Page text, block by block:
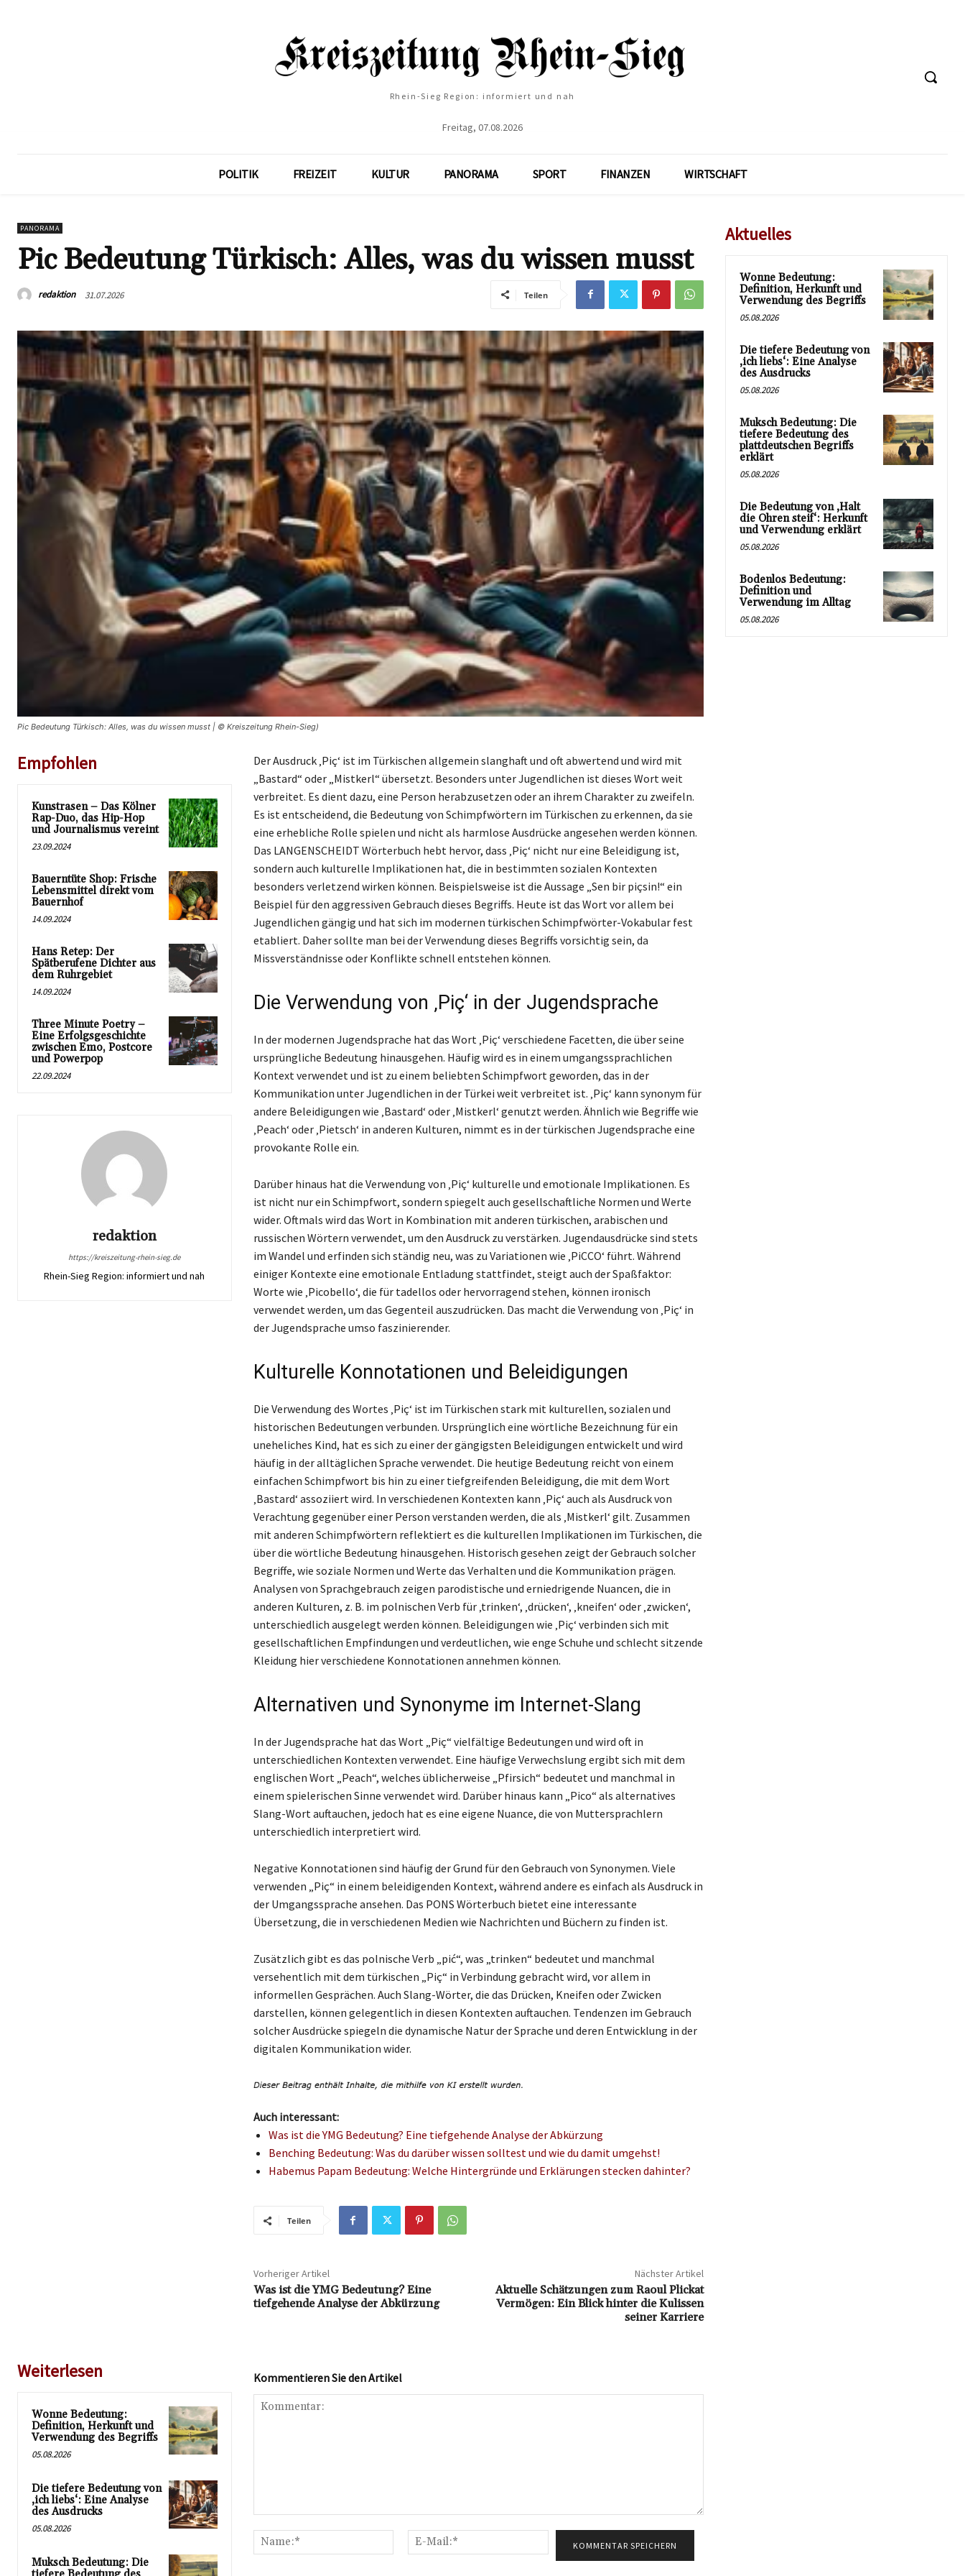
Rhein-Sieg Region: informiert und nah
Freitag, 07.08.2026
POLITIK FREIZEIT KULTUR PANORAMA SPORT FINANZEN WIRTSCHAFT
PANORAMA
Pic Bedeutung Türkisch: Alles, was du wissen musst
redaktion 31.07.2026 Teilen
Pic Bedeutung Türkisch: Alles, was du wissen musst | © Kreiszeitung Rhein-Sieg)
Empfohlen
Kunstrasen – Das Kölner
Rap-Duo, das Hip-Hop
und Journalismus vereint
23.09.2024
Bauerntüte Shop: Frische
Lebensmittel direkt vom
Bauernhof
14.09.2024
Hans Retep: Der
Spätberufene Dichter aus
dem Ruhrgebiet
14.09.2024
Three Minute Poetry –
Eine Erfolgsgeschichte
zwischen Emo, Postcore
und Powerpop
22.09.2024
redaktion
https://kreiszeitung-rhein-sieg.de
Rhein-Sieg Region: informiert und nah
Der Ausdruck ‚Piç‘ ist im Türkischen allgemein slanghaft und oft abwertend und wird mit
„Bastard“ oder „Mistkerl“ übersetzt. Besonders unter Jugendlichen ist dieses Wort weit
verbreitet. Es dient dazu, eine Person herabzusetzen oder an ihrem Charakter zu zweifeln.
Es ist entscheidend, die Bedeutung von Schimpfwörtern im Türkischen zu erkennen, da sie
eine erhebliche Rolle spielen und nicht als harmlose Ausdrücke angesehen werden können.
Das LANGENSCHEIDT Wörterbuch hebt hervor, dass ‚Piç‘ nicht nur eine Beleidigung ist,
sondern auch kulturelle Implikationen hat, die in bestimmten sozialen Kontexten
besonders verletzend wirken können. Beispielsweise ist die Aussage „Sen bir piçsin!“ ein
Beispiel für den aggressiven Gebrauch dieses Begriffs. Heute ist das Wort vor allem bei
Jugendlichen gängig und hat sich im modernen türkischen Schimpfwörter-Vokabular fest
etabliert. Daher sollte man bei der Verwendung dieses Begriffs vorsichtig sein, da
Missverständnisse oder Konflikte schnell entstehen können.
Die Verwendung von ‚Piç‘ in der Jugendsprache
In der modernen Jugendsprache hat das Wort ‚Piç‘ verschiedene Facetten, die über seine
ursprüngliche Bedeutung hinausgehen. Häufig wird es in einem umgangssprachlichen
Kontext verwendet und ist zu einem beliebten Schimpfwort geworden, das in der
Kommunikation unter Jugendlichen in der Türkei weit verbreitet ist. ‚Piç‘ kann synonym für
andere Beleidigungen wie ‚Bastard‘ oder ‚Mistkerl‘ genutzt werden. Ähnlich wie Begriffe wie
‚Peach‘ oder ‚Pietsch‘ in anderen Kulturen, nimmt es in der türkischen Jugendsprache eine
provokante Rolle ein.
Darüber hinaus hat die Verwendung von ‚Piç‘ kulturelle und emotionale Implikationen. Es
ist nicht nur ein Schimpfwort, sondern spiegelt auch gesellschaftliche Normen und Werte
wider. Oftmals wird das Wort in Kombination mit anderen türkischen, arabischen und
russischen Wörtern verwendet, um den Ausdruck zu verstärken. Jugendausdrücke sind stets
im Wandel und erfinden sich ständig neu, was zu Variationen wie ‚PiCCO‘ führt. Während
einiger Kontexte eine emotionale Entladung stattfindet, steigt auch der Spaßfaktor:
Worte wie ‚Picobello‘, die für tadellos oder hervorragend stehen, können ironisch
verwendet werden, um das Gegenteil auszudrücken. Das macht die Verwendung von ‚Piç‘ in
der Jugendsprache umso faszinierender.
Kulturelle Konnotationen und Beleidigungen
Die Verwendung des Wortes ‚Piç‘ ist im Türkischen stark mit kulturellen, sozialen und
historischen Bedeutungen verbunden. Ursprünglich eine wörtliche Bezeichnung für ein
uneheliches Kind, hat es sich zu einer der gängigsten Beleidigungen entwickelt und wird
häufig in der alltäglichen Sprache verwendet. Die heutige Bedeutung reicht von einem
einfachen Schimpfwort bis hin zu einer tiefgreifenden Beleidigung, die mit dem Wort
‚Bastard‘ assoziiert wird. In verschiedenen Kontexten kann ‚Piç‘ auch als Ausdruck von
Verachtung gegenüber einer Person verstanden werden, die als ‚Mistkerl‘ gilt. Zusammen
mit anderen Schimpfwörtern reflektiert es die kulturellen Implikationen im Türkischen, die
über die wörtliche Bedeutung hinausgehen. Historisch gesehen zeigt der Gebrauch solcher
Begriffe, wie soziale Normen und Werte das Verhalten und die Kommunikation prägen.
Analysen von Sprachgebrauch zeigen parodistische und erniedrigende Nuancen, die in
anderen Kulturen, z. B. im polnischen Verb für ‚trinken‘, ‚drücken‘, ‚kneifen‘ oder ‚zwicken‘,
unterschiedlich ausgelegt werden können. Beleidigungen wie ‚Piç‘ verbinden sich mit
gesellschaftlichen Empfindungen und verdeutlichen, wie enge Schuhe und schlecht sitzende
Kleidung hier verschiedene Konnotationen annehmen können.
Alternativen und Synonyme im Internet-Slang
In der Jugendsprache hat das Wort „Piç“ vielfältige Bedeutungen und wird oft in
unterschiedlichen Kontexten verwendet. Eine häufige Verwechslung ergibt sich mit dem
englischen Wort „Peach“, welches üblicherweise „Pfirsich“ bedeutet und manchmal in
einem spielerischen Sinne verwendet wird. Darüber hinaus kann „Pico“ als alternatives
Slang-Wort auftauchen, jedoch hat es eine eigene Nuance, die von Muttersprachlern
unterschiedlich interpretiert wird.
Negative Konnotationen sind häufig der Grund für den Gebrauch von Synonymen. Viele
verwenden „Piç“ in einem beleidigenden Kontext, während andere es einfach als Ausdruck in
der Umgangssprache ansehen. Das PONS Wörterbuch bietet eine interessante
Übersetzung, die in verschiedenen Medien wie Nachrichten und Büchern zu finden ist.
Zusätzlich gibt es das polnische Verb „pić“, was „trinken“ bedeutet und manchmal
versehentlich mit dem türkischen „Piç“ in Verbindung gebracht wird, vor allem in
informellen Gesprächen. Auch Slang-Wörter, die das Drücken, Kneifen oder Zwicken
darstellen, können gelegentlich in diesen Kontexten auftauchen. Tendenzen im Gebrauch
solcher Ausdrücke spiegeln die dynamische Natur der Sprache und deren Entwicklung in der
digitalen Kommunikation wider.
Auch interessant:
Was ist die YMG Bedeutung? Eine tiefgehende Analyse der Abkürzung
Benching Bedeutung: Was du darüber wissen solltest und wie du damit umgehst!
Habemus Papam Bedeutung: Welche Hintergründe und Erklärungen stecken dahinter?
Teilen
Vorheriger Artikel
Was ist die YMG Bedeutung? Eine
tiefgehende Analyse der Abkürzung
Nächster Artikel
Aktuelle Schätzungen zum Raoul Plickat
Vermögen: Ein Blick hinter die Kulissen
seiner Karriere
Weiterlesen
Wonne Bedeutung:
Definition, Herkunft und
Verwendung des Begriffs
05.08.2026
Die tiefere Bedeutung von
‚ich liebs‘: Eine Analyse
des Ausdrucks
05.08.2026
Muksch Bedeutung: Die
Kommentieren Sie den Artikel
Name:*
Mail:*
Aktuelles
Wonne Bedeutung:
Definition, Herkunft und
Verwendung des Begriffs
05.08.2026
Die tiefere Bedeutung von
‚ich liebs‘: Eine Analyse
des Ausdrucks
05.08.2026
Muksch Bedeutung: Die
tiefere Bedeutung des
plattdeutschen Begriffs
erklärt
05.08.2026
Die Bedeutung von ‚Halt
die Ohren steif‘: Herkunft
und Verwendung erklärt
05.08.2026
Bodenlos Bedeutung:
Definition und
Verwendung im Alltag
05.08.2026